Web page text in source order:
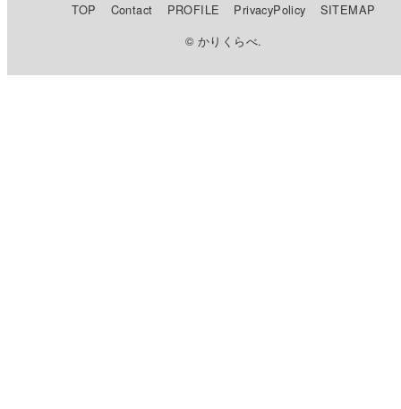
TOP Contact PROFILE PrivacyPolicy
SITEMAP
© かりくらべ.